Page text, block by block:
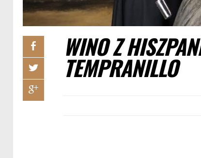
WINO Z
TEMPRANILLO